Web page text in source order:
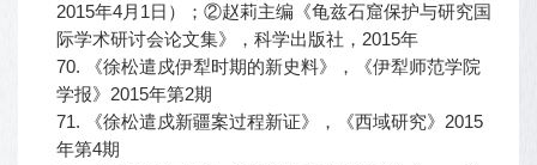
2015年4月1日）；②赵莉主编《龟兹石窟保护与研究国
际学术研讨会论文集》，科学出版社，2015年
70. 《徐松遣戍伊犁时期的新史料》，《伊犁师范学院
学报》2015年第2期
71. 《徐松遣戍新疆案过程新证》，《西域研究》2015
年第4期